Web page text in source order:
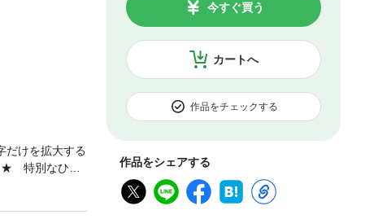
カートへ
今すぐ買う
作品をチェックする
作品をシェアする
だけを拡大する
★ 特別なひと
に、 とって